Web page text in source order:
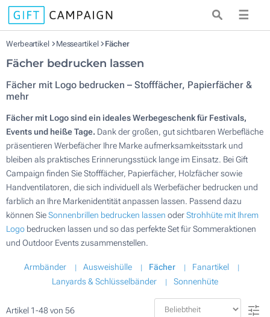
☰
Werbeartikel Messeartikel Fächer
Fächer bedrucken lassen
Fächer mit Logo bedrucken – Stofffächer, Papierfächer &
mehr
Fächer mit Logo sind ein ideales Werbegeschenk für Festivals,
Events und heiße Tage. Dank der großen, gut sichtbaren Werbefläche
präsentieren Werbefächer Ihre Marke aufmerksamkeitsstark und
bleiben als praktisches Erinnerungsstück lange im Einsatz. Bei Gift
Campaign finden Sie Stofffächer, Papierfächer, Holzfächer sowie
Handventilatoren, die sich individuell als Werbefächer bedrucken und
farblich an Ihre Markenidentität anpassen lassen. Passend dazu
können SieSonnenbrillen bedrucken lassen oderStrohhüte mit Ihrem
Logo bedrucken lassen und so das perfekte Set für Sommeraktionen
und Outdoor Events zusammenstellen.
Armbänder Ausweishülle Fächer
Fanartikel
Lanyards & Schlüsselbänder
Sonnenhüte
Artikel 1-48von 56